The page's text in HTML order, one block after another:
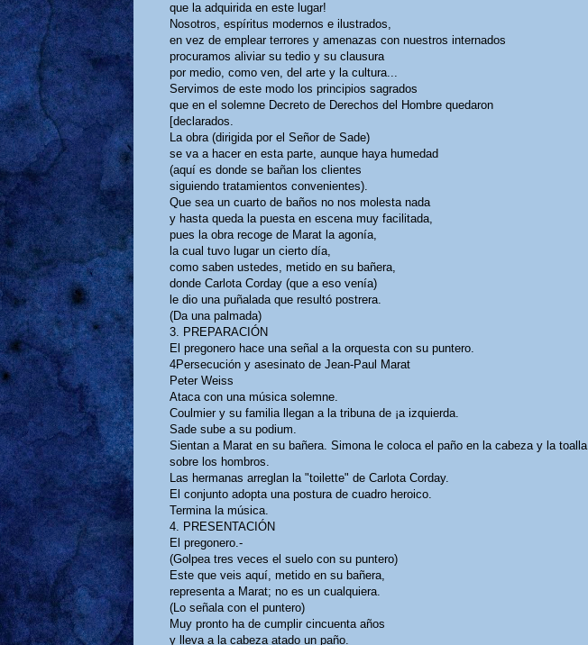
que la adquirida en este lugar!
Nosotros, espíritus modernos e ilustrados,
en vez de emplear terrores y amenazas con nuestros internados
procuramos aliviar su tedio y su clausura
por medio, como ven, del arte y la cultura...
Servimos de este modo los principios sagrados
que en el solemne Decreto de Derechos del Hombre quedaron
[declarados.
La obra (dirigida por el Señor de Sade)
se va a hacer en esta parte, aunque haya humedad
(aquí es donde se bañan los clientes
siguiendo tratamientos convenientes).
Que sea un cuarto de baños no nos molesta nada
y hasta queda la puesta en escena muy facilitada,
pues la obra recoge de Marat la agonía,
la cual tuvo lugar un cierto día,
como saben ustedes, metido en su bañera,
donde Carlota Corday (que a eso venía)
le dio una puñalada que resultó postrera.
(Da una palmada)
3. PREPARACIÓN
El pregonero hace una señal a la orquesta con su puntero.
4Persecución y asesinato de Jean-Paul Marat
Peter Weiss
Ataca con una música solemne.
Coulmier y su familia llegan a la tribuna de ¡a izquierda.
Sade sube a su podium.
Sientan a Marat en su bañera. Simona le coloca el paño en la cabeza y la toalla
sobre los hombros.
Las hermanas arreglan la "toilette" de Carlota Corday.
El conjunto adopta una postura de cuadro heroico.
Termina la música.
4. PRESENTACIÓN
El pregonero.-
(Golpea tres veces el suelo con su puntero)
Este que veis aquí, metido en su bañera,
representa a Marat; no es un cualquiera.
(Lo señala con el puntero)
Muy pronto ha de cumplir cincuenta años
y lleva a la cabeza atado un paño.